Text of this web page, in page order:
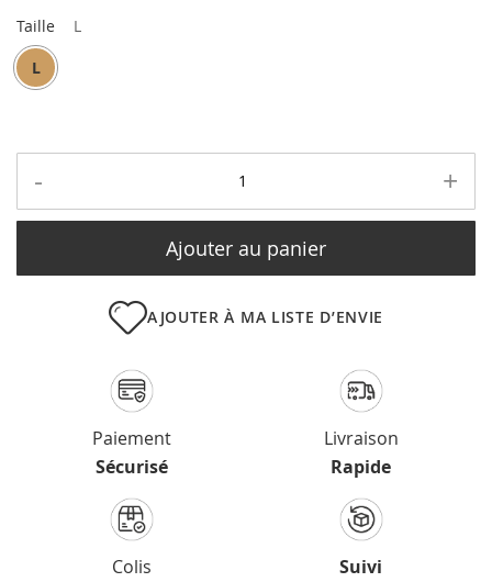
Taille
L
L
- +
Ajouter au panier
AJOUTER À MA LISTE D’ENVIE
Paiement
Sécurisé
Livraison
Rapide
Colis
Suivi